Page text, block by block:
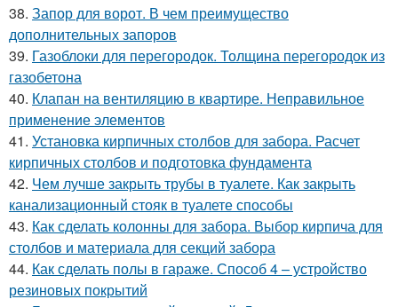
38. Запор для ворот. В чем преимущество
дополнительных запоров
39. Газоблоки для перегородок. Толщина перегородок из
газобетона
40. Клапан на вентиляцию в квартире. Неправильное
применение элементов
41. Установка кирпичных столбов для забора. Расчет
кирпичных столбов и подготовка фундамента
42. Чем лучше закрыть трубы в туалете. Как закрыть
канализационный стояк в туалете способы
43. Как сделать колонны для забора. Выбор кирпича для
столбов и материала для секций забора
44. Как сделать полы в гараже. Способ 4 – устройство
резиновых покрытий